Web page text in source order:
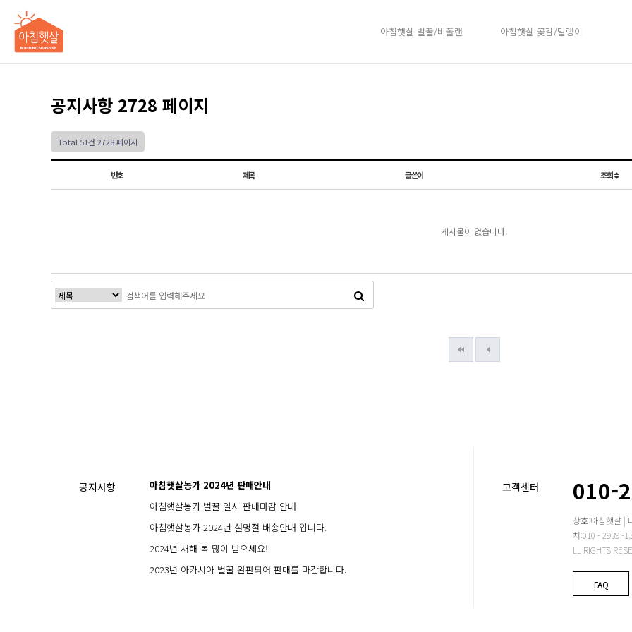
아침햇살 벌꿀/비폴랜 아침햇살 곶감/말랭이
공지사항 2728 페이지
Total 51건 2728 페이지
번호 제목 글쓴이 조회
게시물이 없습니다.
공지사항
아침햇살농가 2024년 판매안내
아침햇살농가 벌꿀 일시 판매마감 안내
아침햇살농가 2024년 설명절 배송안내 입니다.
2024년 새해 복 많이 받으세요!
2023년 아카시아 벌꿀 완판되어 판매를 마감합니다.
고객센터 010-
상호:아침햇살 |
처:010 - 2939 -
LL RIGHTS
FAQ